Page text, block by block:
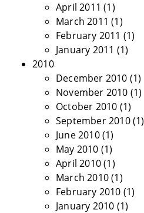
April 2011 (1)
March 2011 (1)
February 2011 (1)
January 2011 (1)
2010
December 2010 (1)
November 2010 (1)
October 2010 (1)
September 2010(1)
June 2010(1)
May 2010 (1)
April 2010(1)
March 2010(1)
February 2010 (1)
January 2010 (1)